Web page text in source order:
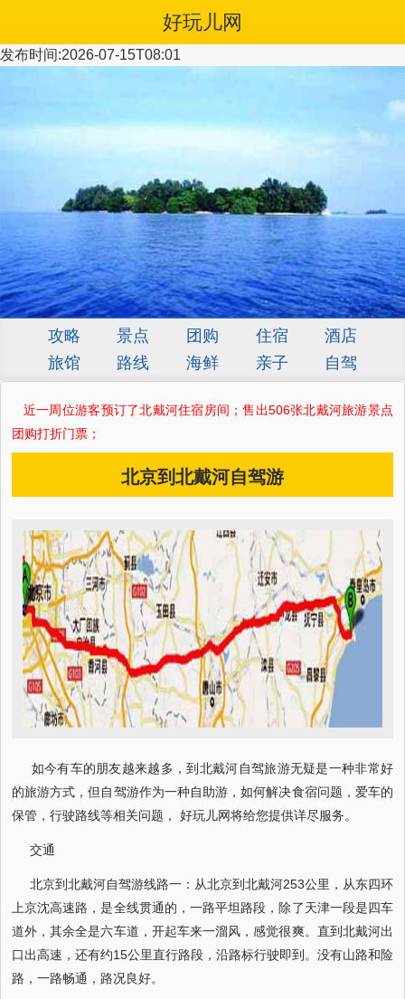
好玩儿网
发布时间:2026-07-15T08:01
攻略 景点 团购 住宿
酒店
旅馆
路线 海鲜 亲子 自驾
近一周 位游客预订了北戴河住宿房间；售出506张北戴河旅游景点
团购打折门票；
北京到北戴河自驾游
如今有车的朋友越来越多，到北戴河自驾旅游无疑是一种非常好
的旅游方式，但自驾游作为一种自助游，如何解决食宿问题，爱车的
保管，行驶路线等相关问题， 好玩儿网将给您提供详尽服务。
交通
北京到北戴河自驾游线路一：从北京到北戴河253公里，从东四环
上京沈高速路，是全线贯通的，一路平坦路段，除了天津一段是四车
道外，其余全是六车道，开起车来一溜风，感觉很爽。直到北戴河出
口出高速，还有约15公里直行路段，沿路标行驶即到。没有山路和险
路，一路畅通，路况良好。